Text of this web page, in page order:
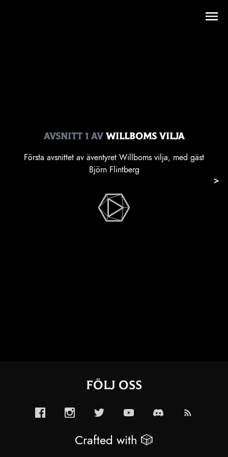
Avsnitt 1avWillboms Vilja
Första avsnittet av äventyret Willboms vilja, med gäst
Björn Flintberg
>
Följ oss
Crafted with 🎲